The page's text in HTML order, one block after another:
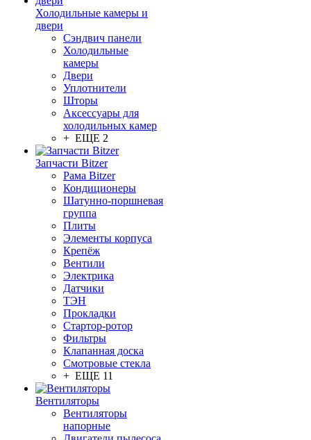
Холодильные камеры и
двери
Сэндвич панели
Холодильные
камеры
Двери
Уплотнители
Шторы
Аксессуары для
холодильных камер
+ ЕЩЕ 2
Запчасти Bitzer
Рама Bitzer
Кондиционеры
Шатунно-поршневая
группа
Плиты
Элементы корпуса
Крепёж
Вентили
Электрика
Датчики
ТЭН
Прокладки
Стартор-ротор
Фильтры
Клапанная доска
Смотровые стекла
+ ЕЩЕ 11
Вентиляторы
Вентиляторы
напорные